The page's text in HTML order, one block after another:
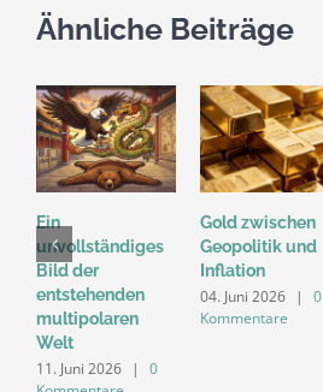
Ähnliche Beiträge
Ein
unvollständiges
Bild der
entstehenden
multipolaren
Welt
11. Juni 2026 |
0
Gold zwischen
Geopolitik und
Inflation
04. Juni 2026 |
0
Kommentare